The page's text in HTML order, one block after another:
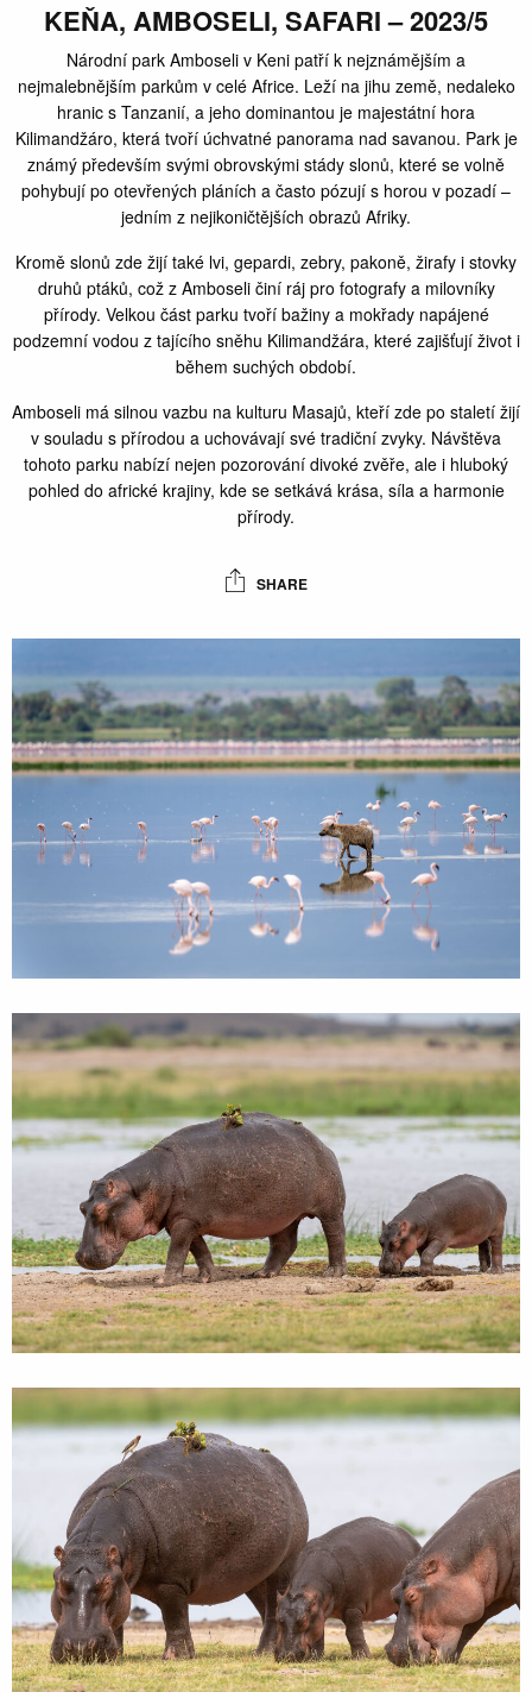
KEŇA, AMBOSELI, SAFARI – 2023/5
Národní park Amboseli v Keni patří k nejznámějším a
nejmalebnějším parkům v celé Africe. Leží na jihu země, nedaleko
hranic s Tanzanií, a jeho dominantou je majestátní hora
Kilimandžáro, která tvoří úchvatné panorama nad savanou. Park je
známý především svými obrovskými stády slonů, které se volně
pohybují po otevřených pláních a často pózují s horou v pozadí –
jedním z nejikoničtějších obrazů Afriky.
Kromě slonů zde žijí také lvi, gepardi, zebry, pakoně, žirafy i stovky
druhů ptáků, což z Amboseli činí ráj pro fotografy a milovníky
přírody. Velkou část parku tvoří bažiny a mokřady napájené
podzemní vodou z tajícího sněhu Kilimandžára, které zajišťují život i
během suchých období.
Amboseli má silnou vazbu na kulturu Masajů, kteří zde po staletí žijí
v souladu s přírodou a uchovávají své tradiční zvyky. Návštěva
tohoto parku nabízí nejen pozorování divoké zvěře, ale i hluboký
pohled do africké krajiny, kde se setkává krása, síla a harmonie
přírody.
SHARE